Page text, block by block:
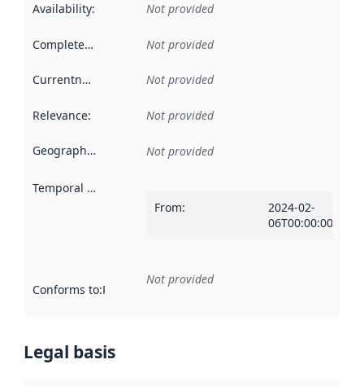
Availability: Not provided
Completeness Not provided
Currentness Not provided
Relevance: Not provided
Geographical scope Not provided
Temporal scope
From:
2024-02-
06T00:00:00Z
Conforms to:Reference to an implementation rule or other
Not provided
Legal basis